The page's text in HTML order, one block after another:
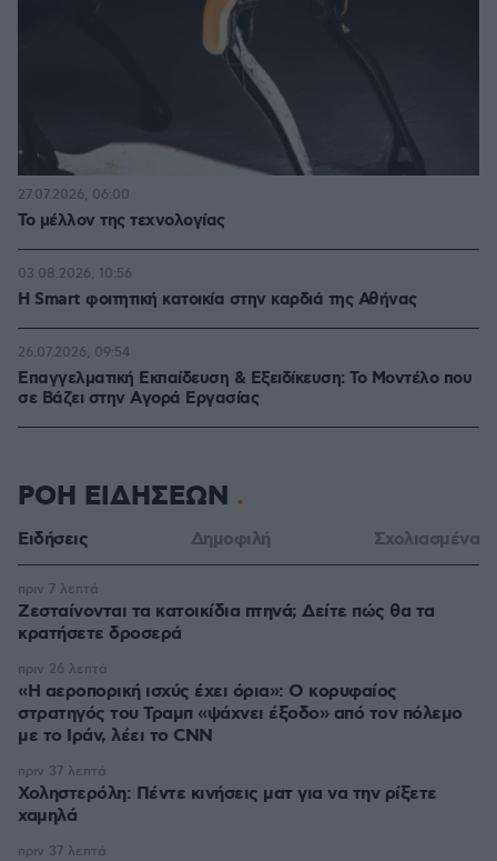
Το μέλλον της τεχνολογίας
27.07.2026, 06:00
Η Smart φοιτητική κατοικία στην καρδιά της Αθήνας
03.08.2026, 10:56
Επαγγελματική Εκπαίδευση & Εξειδίκευση: Το Mοντέλο που
σε Bάζει στην Aγορά Eργασίας
26.07.2026, 09:54
ΡΟΗ ΕΙΔΗΣΕΩΝ
Ειδήσεις Δημοφιλή Σχολιασμένα
Ζεσταίνονται τα κατοικίδια πτηνά; Δείτε πώς θα τα
κρατήσετε δροσερά
πριν 7 λεπτά
«Η αεροπορική ισχύς έχει όρια»: Ο κορυφαίος
στρατηγός του Τραμπ «ψάχνει έξοδο» από τον πόλεμο
με το Ιράν, λέει το CNN
πριν 26 λεπτά
Χοληστερόλη: Πέντε κινήσεις ματ για να την ρίξετε
χαμηλά
πριν 37 λεπτά
πριν 37 λεπτά